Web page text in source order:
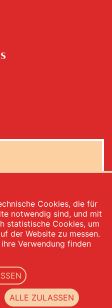
von Menù erhalten*
SICH AN
- Ust.Ident.Nr.: IT00333120368 - VWV
-privacy- cookie policy- web agency
Cookies, die für
notwendig sind, und mit
statistische Cookies, um
der Website zu messen.
Verwendung finden
ALLE ZULASSEN